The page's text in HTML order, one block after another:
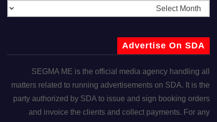
Advertise On SDA
SEGMA ME is the official media agency handling all
matters related to running advertisements on SDA. It is the
party authorized by SDA to issue and sign booking orders
and invoice the clients and collect payments. For any